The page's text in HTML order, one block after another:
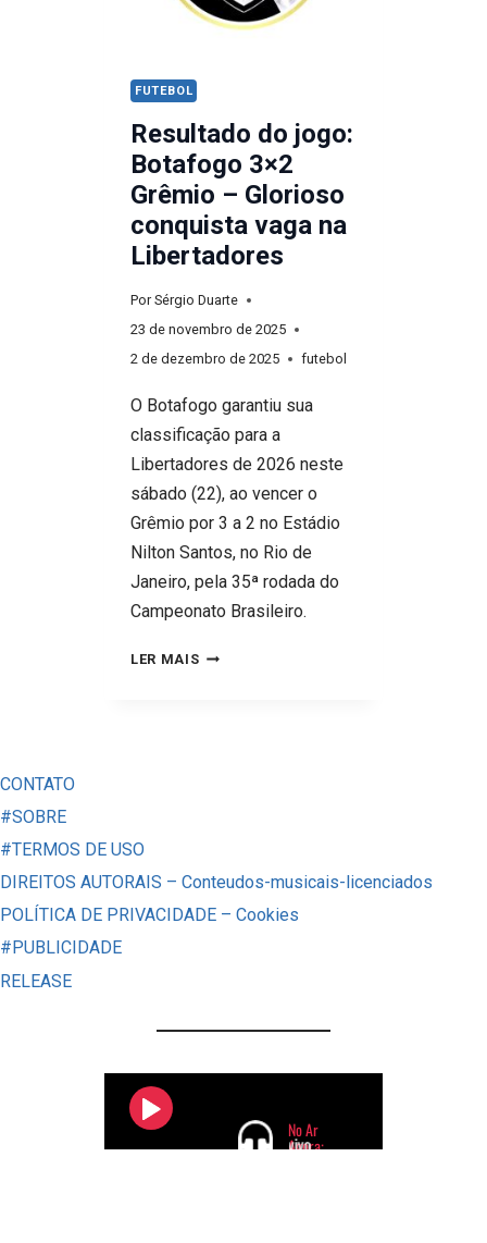
E
BRASILEIRÃO
FUTEBOL
Resultado do jogo:
Botafogo 3×2
Grêmio – Glorioso
conquista vaga na
Libertadores
Por Sérgio Duarte
23 de novembro de 2025
2 de dezembro de 2025
futebol
O Botafogo garantiu sua
classificação para a
Libertadores de 2026 neste
sábado (22), ao vencer o
Grêmio por 3 a 2 no Estádio
Nilton Santos, no Rio de
Janeiro, pela 35ª rodada do
Campeonato Brasileiro.
LER MAISRESULTADO
CONQUISTA
VAGA
CONTATO
#SOBRE
#TERMOS DE USO
DIREITOS AUTORAIS – Conteudos-musicais-licenciados
POLÍTICA DE PRIVACIDADE – Cookies
#PUBLICIDADE
RELEASE